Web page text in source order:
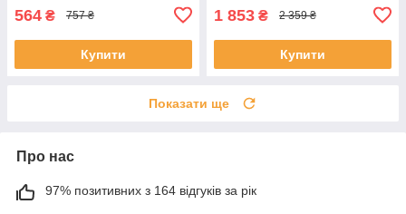
564 ₴ 757 ₴
Купити
1 853 ₴ 2 359 ₴
Купити
Показати ще
Про нас
97% позитивних з 164 відгуків за рік